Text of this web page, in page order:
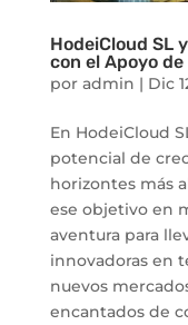
HodeiCloud SL
con el Apoyo
por admin | Dic
En HodeiCloud
potencial de
horizontes más
ese objetivo en
aventura para
innovadoras en
nuevos
encantados de